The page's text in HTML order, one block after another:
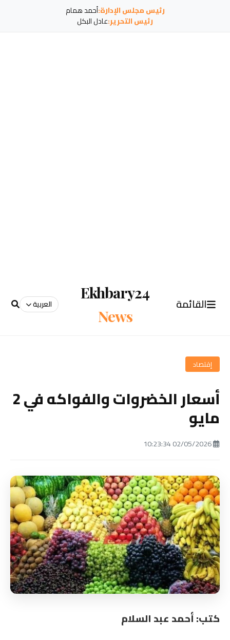
رئيس مجلس الإدارة:أحمد همام
رئيس التحرير:عادل البكل
القائمة
Ekhbary24
News
العربية
إقتصاد
أسعار الخضروات والفواكه في 2
مايو
كتب: أحمد عبد السلام